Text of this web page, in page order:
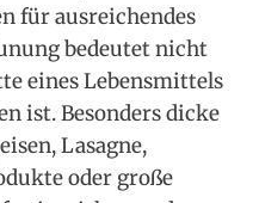
für ausreichendes
bedeutet nicht
eines Lebensmittels
ist. Besonders dicke
Lasagne,
oder große